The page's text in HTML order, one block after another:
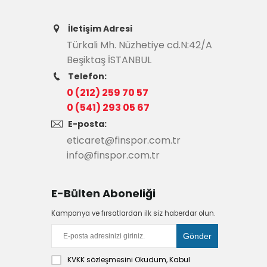
İletişim Adresi
Türkali Mh. Nüzhetiye cd.N:42/A
Beşiktaş İSTANBUL
Telefon:
0 (212) 259 70 57
0 (541) 293 05 67
E-posta:
eticaret@finspor.com.tr
info@finspor.com.tr
E-Bülten Aboneliği
Kampanya ve fırsatlardan ilk siz haberdar olun.
KVKK sözleşmesini Okudum, Kabul